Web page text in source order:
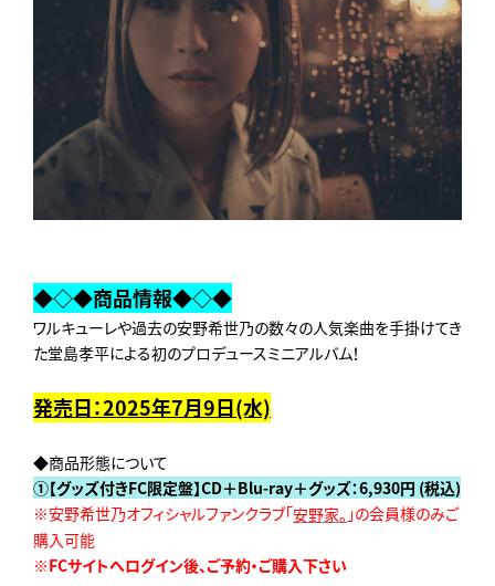
◆◇◆商品情報◆◇◆
ワルキューレや過去の安野希世乃の数々の人気楽曲を手掛けてき
た堂島孝平による初のプロデュースミニアルバム！
発売日：2025年7月9日(水)
◆商品形態について
①【グッズ付きFC限定盤】CD＋Blu-ray＋グッズ：6,930円 (税込)
※安野希世乃オフィシャルファンクラブ「安野家。 」の会員様のみご
購入可能
※FCサイトへログイン後、ご予約・ご購入下さい